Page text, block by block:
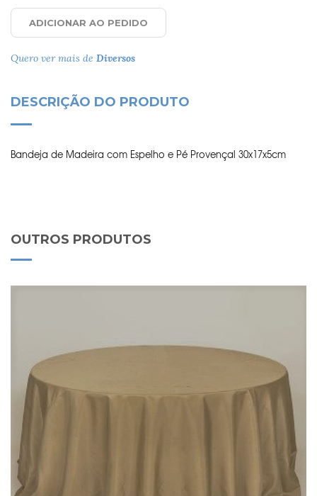
ADICIONAR AO PEDIDO
Quero ver mais de Diversos
DESCRIÇÃO DO PRODUTO
Bandeja de Madeira com Espelho e Pé Provençal 30x17x5cm
OUTROS PRODUTOS